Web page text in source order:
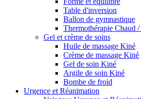
Table d'inversion
Ballon de gymnastique
Thermothérapie Chaud
Gel et crème de soins
Huile de massage Kiné
Crème de massage Kiné
Gel de soin Kiné
Argile de soin Kiné
Bombe de froid
Urgence et Réanimation